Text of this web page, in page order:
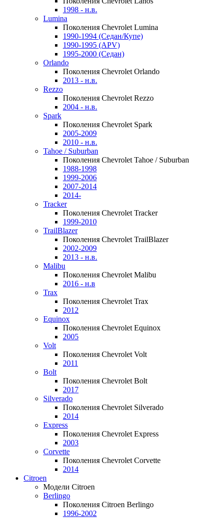
1998 - н.в.
Lumina
Поколения Chevrolet Lumina
1990-1994 (Седан/Купе)
1990-1995 (APV)
1995-2000 (Седан)
Orlando
Поколения Chevrolet Orlando
2013 - н.в.
Rezzo
Поколения Chevrolet Rezzo
2004 - н.в.
Spark
Поколения Chevrolet Spark
2005-2009
2010 - н.в.
Tahoe / Suburban
Поколения Chevrolet Tahoe / Suburban
1988-1998
1999-2006
2007-2014
2014-
Tracker
Поколения Chevrolet Tracker
1999-2010
TrailBlazer
Поколения Chevrolet TrailBlazer
2002-2009
2013 - н.в.
Malibu
Поколения Chevrolet Malibu
2016 - н.в
Trax
Поколения Chevrolet Trax
2012
Equinox
Поколения Chevrolet Equinox
2005
Volt
Поколения Chevrolet Volt
2011
Bolt
Поколения Chevrolet Bolt
2017
Silverado
Поколения Chevrolet Silverado
2014
Express
Поколения Chevrolet Express
2003
Corvette
Поколения Chevrolet Corvette
2014
Citroen
Модели Citroen
Berlingo
Поколения Citroen Berlingo
1996-2002